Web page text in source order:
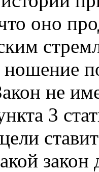
оно
ношение
не
3